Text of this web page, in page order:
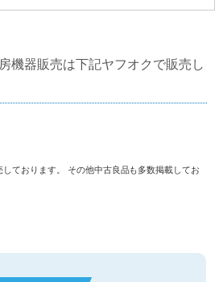
機器販売は下記ヤフオクで販売し
しております。 その他中古良品も多数掲載してお